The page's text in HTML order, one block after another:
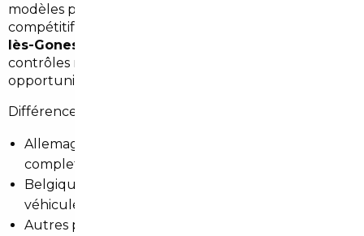
modèles peu courants ou mieux équipés à des tarifs
compétitifs. L'
lès-Gonesse
contrôles réguliers, tandis que la Belgique offre des
opportunités sur certains modèles récents.
Différences de prix et avantages :
Allemagne : très grande offre, historiques souvent
complets.
Belgique : procédures souvent simples pour les
véhicules récents.
Autres pays : économies possibles selon le taux de